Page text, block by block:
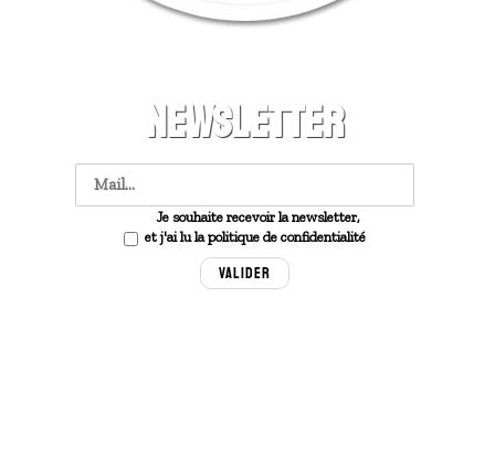
NEWSLETTER
Je souhaite recevoir la newsletter,
et j'ai lu la politique de confidentialité